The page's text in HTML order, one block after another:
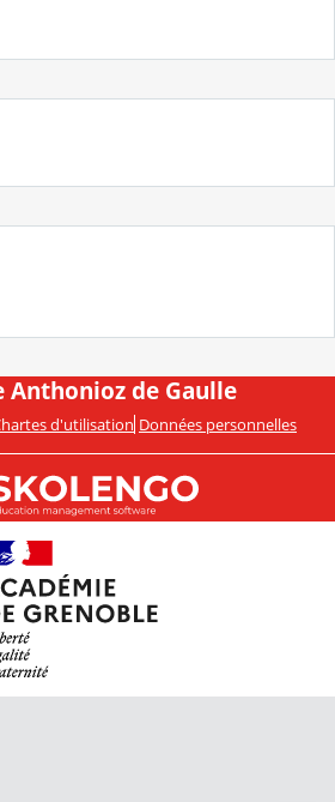
Anthonioz de Gaulle
d'utilisation Données personnelles